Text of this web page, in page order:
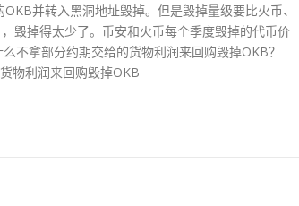
并转入黑洞地址毁掉。但是毁掉量级要比火币、
毁掉得太少了。币安和火币每个季度毁掉的代币价
不拿部分约期交给的货物利润来回购毁掉OKB？
物利润来回购毁掉OKB